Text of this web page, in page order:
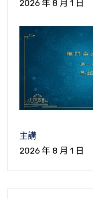
2026 年 8 月 1 日
主講
2026 年 8 月 1 日